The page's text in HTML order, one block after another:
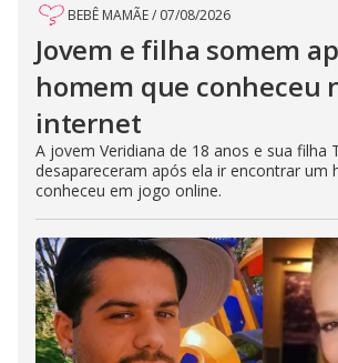
BEBÊ MAMÃE/ 07/08/2026
Jovem e filha somem
homem que conheceu
internet
A jovem Veridiana de 18 anos e sua filha
desapareceram após ela ir encontrar um
conheceu em jogo online.